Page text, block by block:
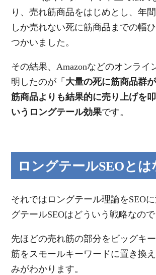
り、売れ筋商品をはじめとし、年
しか売れない死に筋商品までの幅
つかいました。
その結果、Amazonなどのオンライ
明したのが「 大量の死に筋商品群
筋商品よりも結果的に売り上げを
いうロングテール効果です。
ロングテールSEOとは
それではロングテール理論をSEO
グテールSEOはどういう戦略なの
先ほどの売れ筋の部分をビッグキ
筋をスモールキーワードに置き換
みがわかります。